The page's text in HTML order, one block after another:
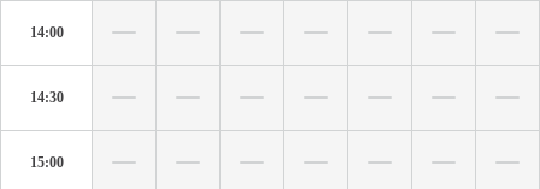
14:00
14:30
15:00